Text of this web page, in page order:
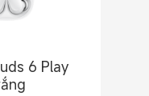
6 Play